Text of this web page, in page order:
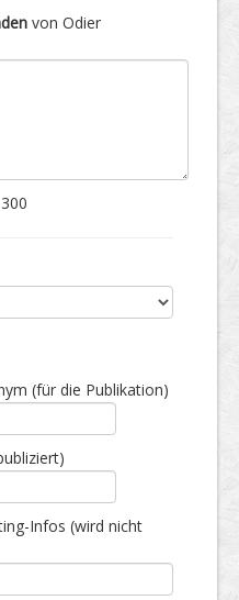
von Odier
300
(für die Publikation)
Infos (wird nicht